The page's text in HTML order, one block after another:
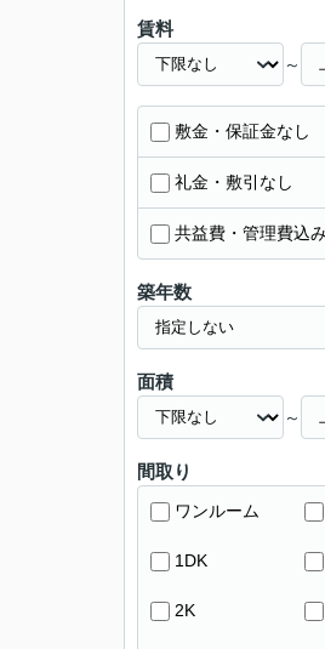
賃料
～
敷金・保証金なし
礼金・敷引なし
共益費・管理費込
築年数
面積
～
間取り
ワンルーム
1DK
2K